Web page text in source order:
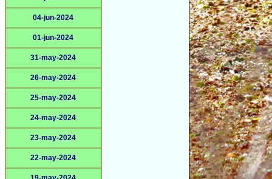
04-jun-2024
01-jun-2024
31-may-2024
26-may-2024
25-may-2024
24-may-2024
23-may-2024
22-may-2024